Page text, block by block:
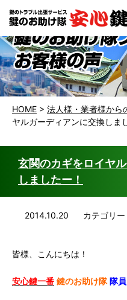
HOME > 法人様・業者様から
ヤルガーディアンに交換しま
玄関のカギをロイヤ
しましたー！
2014.10.20 カテゴリー
皆様、こんにちは！
安心鍵一番 鍵のお助け隊 隊